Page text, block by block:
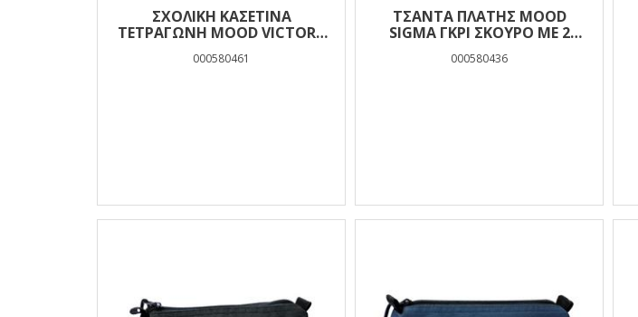
ΣΧΟΛΙΚΉ ΚΑΣΕΤΊΝΑ
ΤΕΤΡΆΓΩΝΗ MOOD VICTORY
000580461
ΤΣΆΝΤΑ ΠΛΆΤΗΣ MOOD
SIGMA ΓΚΡΙ ΣΚΟΎΡΟ ΜΕ 2
000580436